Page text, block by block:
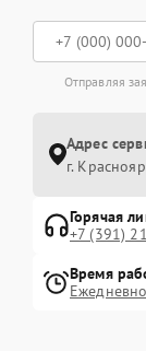
Отправляя
Адрес
г.
Горячая
+7 (391)
Время